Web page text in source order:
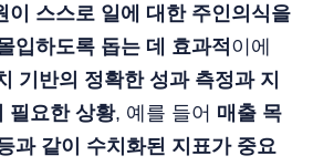
이 스스로 일에 대한 주인의식을
입하도록 돕는 데 효과적 이에
기반의 정확한 성과 측정과 지
필요한 상황, 예를 들어 매출 목
과 같이 수치화된 지표가 중요